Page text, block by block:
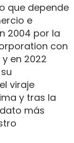
que depende
e
2004 por la
con
en 2022
viraje
y tras la
más